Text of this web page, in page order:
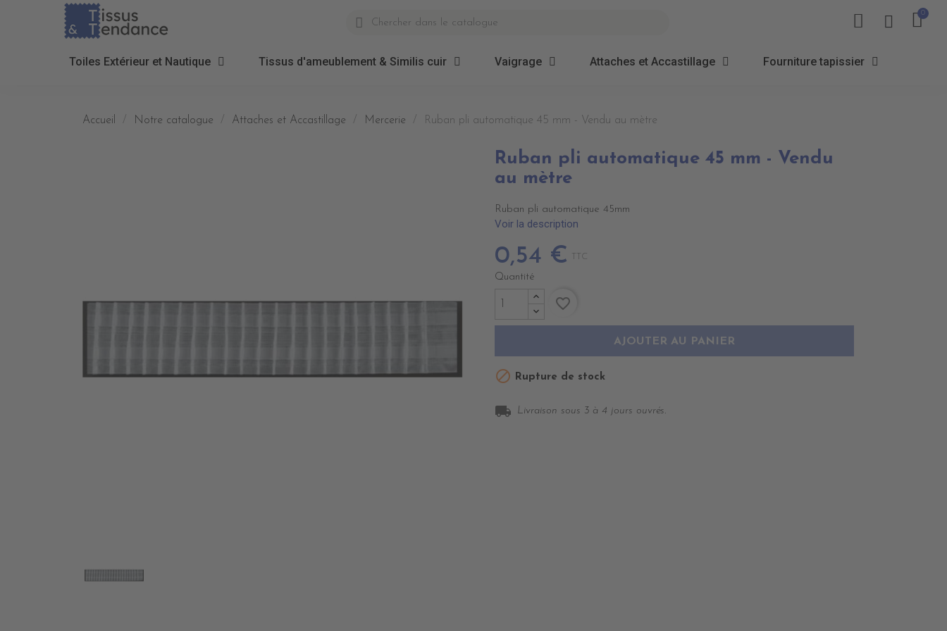
Toiles Extérieur et Nautique Tissus d'ameublement & Similis cuir Vaigrage Attaches et Accastillage Fourniture tapissier
Accueil Notre catalogue Attaches et Accastillage Mercerie Ruban pli automatique 45 mm - Vendu au mètre
Ruban pli automatique 45 mm - Vendu
au mètre
Ruban pli automatique 45mm
Voir la description
0,54 € TTC
Quantité
AJOUTER AU PANIER
favorite_border
 Rupture de stock
local_shipping Livraison sous 3 à 4 jours ouvrés.